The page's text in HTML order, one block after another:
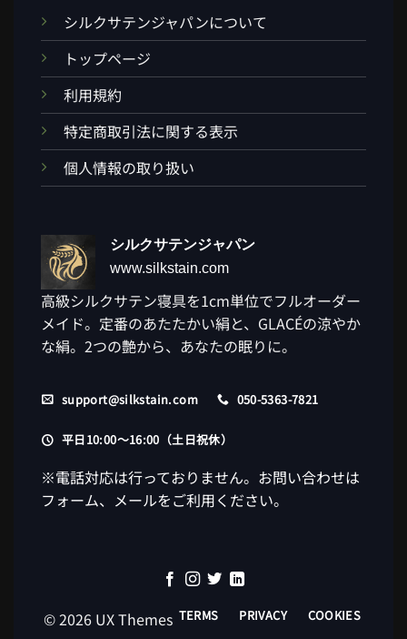
シルクサテンジャパンについて
トップページ
利用規約
特定商取引法に関する表示
個人情報の取り扱い
シルクサテンジャパン
www.silkstain.com
高級シルクサテン寝具を1cm単位でフルオーダー
メイド。定番のあたたかい絹と、GLACÉの涼やか
な絹。2つの艶から、あなたの眠りに。
support@silkstain.com 050-5363-7821
平日10:00〜16:00（土日祝休）
※電話対応は行っておりません。お問い合わせは
フォーム、メールをご利用ください。
© 2026 UX Themes TERMS PRIVACY COOKIES